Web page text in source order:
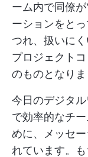
ーム内で同僚
ーションをと
つれ、扱いに
プロジェクト
のものとなりま
今日のデジタ
で効率的なチ
めに、メッセ
れています。